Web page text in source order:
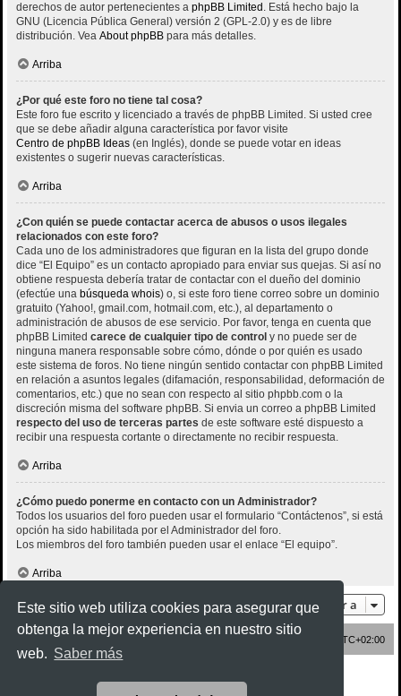
Este sitio web utiliza cookies para asegurar que
obtenga la mejor experiencia en nuestro sitio
web. Saber más
derechos de autor pertenecientes a phpBB Limited . Está hecho bajo la
GNU (Licencia Pública General) versión 2 (GPL-2.0) y es de libre
distribución. Vea About phpBB para más detalles.
Arriba
¿Por qué este foro no tiene tal cosa?
Este foro fue escrito y licenciado a través de phpBB Limited. Si usted cree
que se debe añadir alguna característica por favor visite
Centro de phpBB Ideas (en Inglés), donde se puede votar en ideas
existentes o sugerir nuevas características.
Arriba
¿Con quién se puede contactar acerca de abusos o usos ilegales
relacionados con este foro?
Cada uno de los administradores que figuran en la lista del grupo donde
dice “El Equipo” es un contacto apropiado para enviar sus quejas. Si así no
obtiene respuesta debería tratar de contactar con el dueño del dominio
(efectúe una búsqueda whois) o, si este foro tiene correo sobre un dominio
gratuito (Yahoo!, gmail.com, hotmail.com, etc.), al departamento o
administración de abusos de ese servicio. Por favor, tenga en cuenta que
phpBB Limited carece de cualquier tipo de control y no puede ser de
ninguna manera responsable sobre cómo, dónde o por quién es usado
este sistema de foros. No tiene ningún sentido contactar con phpBB Limited
en relación a asuntos legales (difamación, responsabilidad, deformación de
comentarios, etc.) que no sean con respecto al sitio phpbb.com o la
discreción misma del software phpBB. Si envia un correo a phpBB Limited
respecto del uso de terceras partes de este software esté dispuesto a
recibir una respuesta cortante o directamente no recibir respuesta.
Arriba
¿Cómo puedo ponerme en contacto con un Administrador?
Todos los usuarios del foro pueden usar el formulario “Contáctenos”, si está
opción ha sido habilitada por el Administrador del foro.
Los miembros del foro también pueden usar el enlace “El equipo”.
Arriba
Ir a
Inicio Índice general UTC+02:00
phpBB Spain